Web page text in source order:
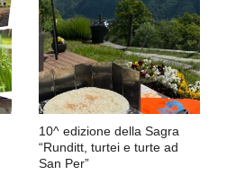
10^ edizione della Sagra
“Runditt, turtei e turte ad
San Per”